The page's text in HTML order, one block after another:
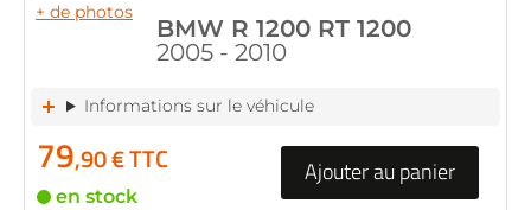
+ de photos
BMW R 1200 RT 1200
2005 - 2010
Informations sur le véhicule
79,90 € TTC
en stock
Ajouter au panier